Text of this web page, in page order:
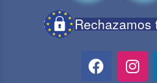
Rechazamos